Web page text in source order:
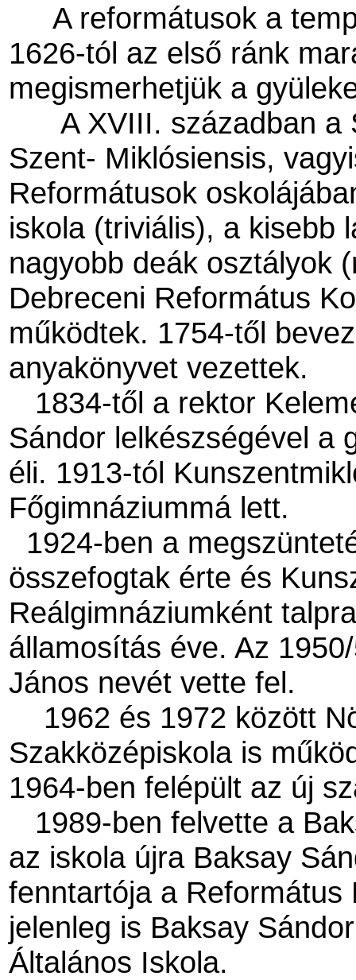
A reformátusok a
1626-tól az első ránk
megismerhetjük a
A XVIII. században a
Szent- Miklósiensis,
Reformátusok
iskola (triviális), a kisebb
nagyobb deák osztályok
Debreceni Református
működtek. 1754-től
anyakönyvet vezettek.
1834-től a rektor
Sándor lelkészségével a
éli. 1913-tól
Főgimnáziummá lett.
1924-ben a
összefogtak érte és
Reálgimnáziumként
államosítás éve. Az
János nevét vette fel.
1962 és 1972 között
Szakközépiskola is
1964-ben felépült az új
1989-ben felvette a
az iskola újra Baksay
fenntartója a
jelenleg is Baksay
Általános Iskola.